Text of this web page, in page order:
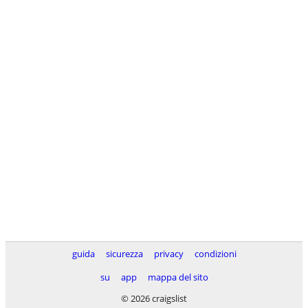
guida sicurezza privacy
condizioni
su
app
mappa del sito
© 2026 craigslist